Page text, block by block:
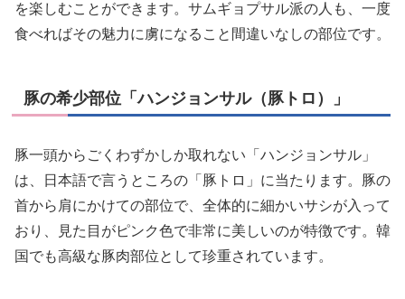
を楽しむことができます。サムギョプサル派の人も、一度
食べればその魅力に虜になること間違いなしの部位です。
豚の希少部位「ハンジョンサル（豚トロ）」
豚一頭からごくわずかしか取れない「ハンジョンサル」
は、日本語で言うところの「豚トロ」に当たります。豚の
首から肩にかけての部位で、全体的に細かいサシが入って
おり、見た目がピンク色で非常に美しいのが特徴です。韓
国でも高級な豚肉部位として珍重されています。